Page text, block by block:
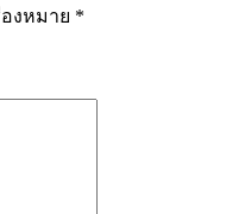
งหมาย *